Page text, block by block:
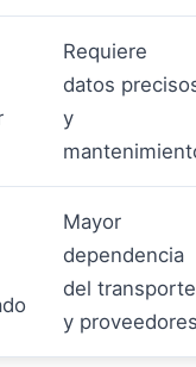
Requiere
datos
y
Mayor
dependencia
del transporte
y